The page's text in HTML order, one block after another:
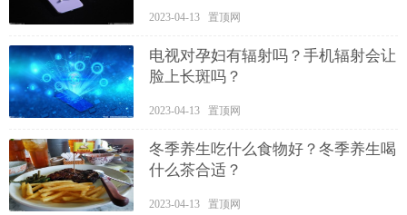
2023-04-13 置顶网
电视对孕妇有辐射吗？手机辐射会让
脸上长斑吗？
2023-04-13 置顶网
冬季养生吃什么食物好？冬季养生喝
什么茶合适？
2023-04-13 置顶网